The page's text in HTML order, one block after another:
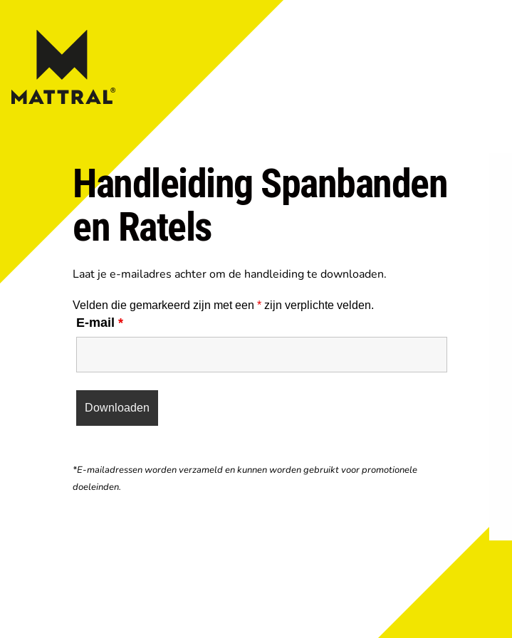
Handleiding Spanbanden
en Ratels
Laat je e-mailadres achter om de handleiding te downloaden.
Velden die gemarkeerd zijn met een * zijn verplichte velden.
E-mail *
*E-mailadressen worden verzameld en kunnen worden gebruikt voor promotionele
doeleinden.